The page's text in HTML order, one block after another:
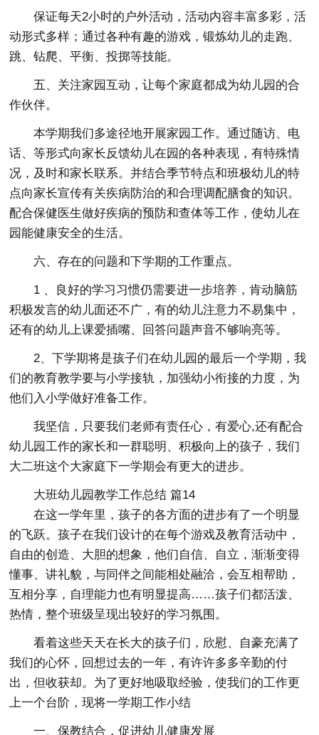
保证每天2小时的户外活动，活动内容丰富多彩，活
动形式多样；通过各种有趣的游戏，锻炼幼儿的走跑、
跳、钻爬、平衡、投掷等技能。
五、关注家园互动，让每个家庭都成为幼儿园的合
作伙伴。
本学期我们多途径地开展家园工作。通过随访、电
话、等形式向家长反馈幼儿在园的各种表现，有特殊情
况，及时和家长联系。并结合季节特点和班极幼儿的特
点向家长宣传有关疾病防治的和合理调配膳食的知识。
配合保健医生做好疾病的预防和查体等工作，使幼儿在
园能健康安全的生活。
六、存在的问题和下学期的工作重点。
1 、良好的学习习惯仍需要进一步培养，肯动脑筋
积极发言的幼儿面还不广，有的幼儿注意力不易集中，
还有的幼儿上课爱插嘴、回答问题声音不够响亮等。
2、下学期将是孩子们在幼儿园的最后一个学期，我
们的教育教学要与小学接轨，加强幼小衔接的力度，为
他们入小学做好准备工作。
我坚信，只要我们老师有责任心，有爱心,还有配合
幼儿园工作的家长和一群聪明、积极向上的孩子，我们
大二班这个大家庭下一学期会有更大的进步。
大班幼儿园教学工作总结 篇14
在这一学年里，孩子的各方面的进步有了一个明显
的飞跃。孩子在我们设计的在每个游戏及教育活动中，
自由的创造、大胆的想象，他们自信、自立，渐渐变得
懂事、讲礼貌，与同伴之间能相处融洽，会互相帮助，
互相分享，自理能力也有明显提高……孩子们都活泼、
热情，整个班级呈现出较好的学习氛围。
看着这些天天在长大的孩子们，欣慰、自豪充满了
我们的心怀，回想过去的一年，有许许多多辛勤的付
出，但收获却。为了更好地吸取经验，使我们的工作更
上一个台阶，现将一学期工作小结
一、保教结合，促进幼儿健康发展